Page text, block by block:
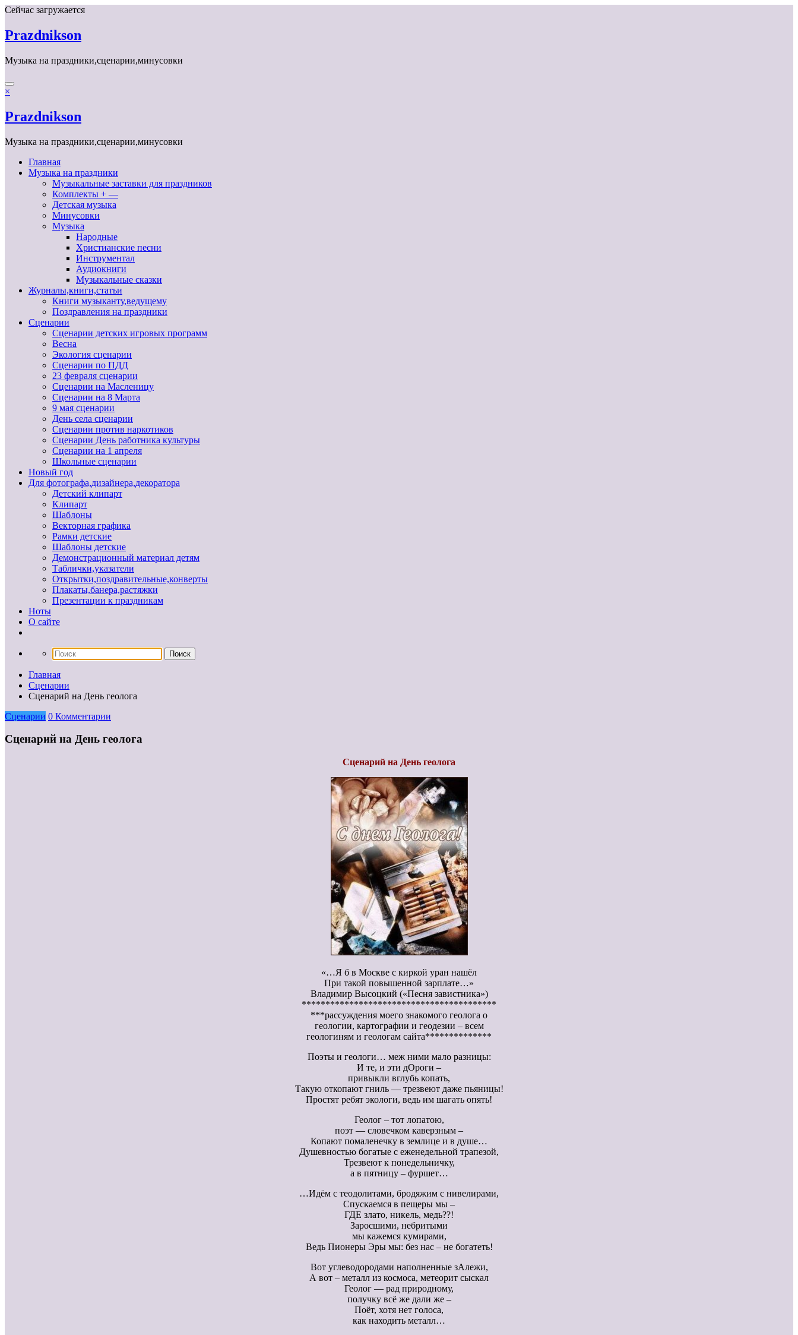
Перейти
содержимому
Сейчас загружается
Prazdnikson
Музыка на праздники,сценарии,минусовки
×
Prazdnikson
Музыка на праздники,сценарии,минусовки
Главная
Музыка на праздники
Музыкальные заставки для праздников
Комплекты + —
Детская музыка
Минусовки
Музыка
Народные
Христианские песни
Инструментал
Аудиокниги
Музыкальные сказки
Журналы,книги,статьи
Книги музыканту,ведущему
Поздравления на праздники
Сценарии
Сценарии детских игровых программ
Весна
Экология сценарии
Сценарии по ПДД
23 февраля сценарии
Сценарии на Масленицу
Сценарии на 8 Марта
9 мая сценарии
День села сценарии
Сценарии против наркотиков
Сценарии День работника культуры
Сценарии на 1 апреля
Школьные сценарии
Новый год
Для фотографа,дизайнера,декоратора
Детский клипарт
Клипарт
Шаблоны
Векторная графика
Рамки детские
Шаблоны детские
Демонстрационный материал детям
Таблички,указатели
Открытки,поздравительные,конверты
Плакаты,банера,растяжки
Презентации к праздникам
Ноты
О сайте
Главная
Сценарии
Сценарий на День геолога
Сценарии 0 Комментарии
Сценарий на День геолога
Сценарий на День геолога
«…Я б в Москве с киркой уран нашёл
При такой повышенной зарплате…»
Владимир Высоцкий («Песня завистника»)
*****************************************
***рассуждения моего знакомого геолога о
геологии, картографии и геодезии – всем
геологиням и геологам сайта**************
Поэты и геологи… меж ними мало разницы:
И те, и эти дОроги –
привыкли вглубь копать,
Такую откопают гниль — трезвеют даже пьяницы!
Простят ребят экологи, ведь им шагать опять!
Геолог – тот лопатою,
поэт — словечком каверзным –
Копают помаленечку в землице и в душе…
Душевностью богатые с еженедельной трапезой,
Трезвеют к понедельничку,
а в пятницу – фуршет…
…Идём с теодолитами, бродяжим с нивелирами,
Спускаемся в пещеры мы –
ГДЕ злато, никель, медь??!
Заросшими, небритыми
мы кажемся кумирами,
Ведь Пионеры Эры мы: без нас – не богатеть!
Вот углеводородами наполненные зАлежи,
А вот – металл из космоса, метеорит сыскал
Геолог — рад природному,
получку всё же дали же –
Поёт, хотя нет голоса,
как находить металл…